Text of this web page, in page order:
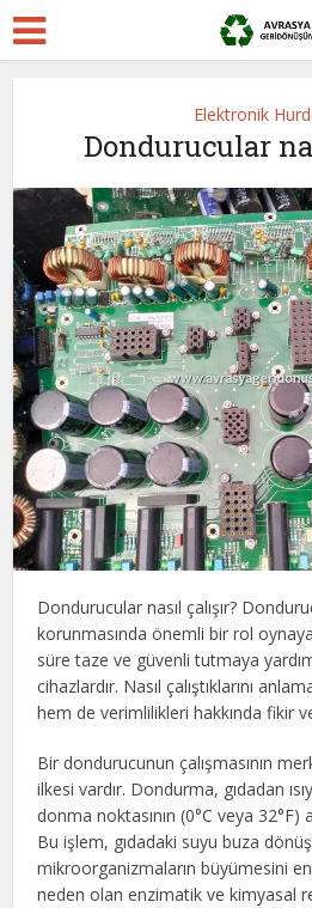
Elektronik
Dondurucular
Dondurucular nasıl çalışır?
korunmasında önemli bir rol
süre taze ve güvenli tutmaya
cihazlardır. Nasıl çalıştıklarını
hem de verimlilikleri hakkında fikir
Bir dondurucunun çalışmasının
ilkesi vardır. Dondurma, gıdadan
donma noktasının (0°C veya 32°F)
Bu işlem, gıdadaki suyu buza
mikroorganizmaların büyümesini
neden olan enzimatik ve kimyasal